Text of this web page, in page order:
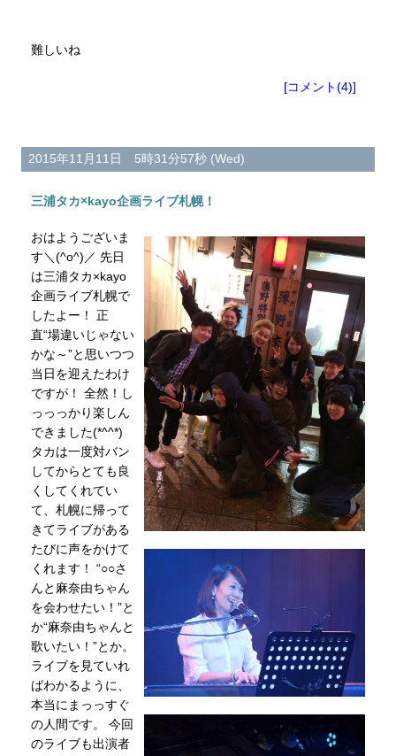
難しいね
[コメント(4)]
2015年11月11日 5時31分57秒 (Wed)
三浦タカ×kayo企画ライブ札幌！
おはようございま
す＼(^o^)／ 先日
は三浦タカ×kayo
企画ライブ札幌で
したよー！ 正
直“場違いじゃない
かな～”と思いつつ
当日を迎えたわけ
ですが！ 全然！し
っっっかり楽しん
できました(*^^*)
タカは一度対バン
してからとても良
くしてくれてい
て、札幌に帰って
きてライブがある
たびに声をかけて
くれます！ “○○さ
んと麻奈由ちゃん
を会わせたい！”と
か“麻奈由ちゃんと
歌いたい！”とか。
ライブを見ていれ
ばわかるように、
本当にまっっすぐ
の人間です。 今回
のライブも出演者